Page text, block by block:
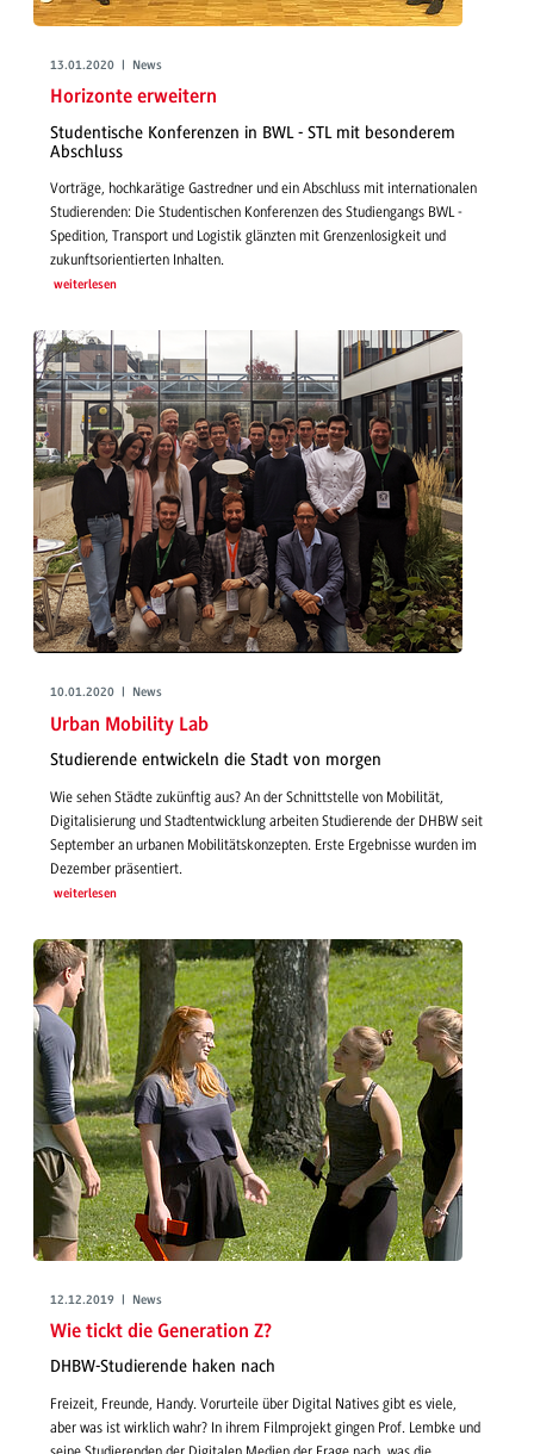
13.01.2020 | News
Horizonte erweitern
Studentische Konferenzen in BWL - STL mit besonderem
Abschluss
Vorträge, hochkarätige Gastredner und ein Abschluss mit internationalen
Studierenden: Die Studentischen Konferenzen des Studiengangs BWL -
Spedition, Transport und Logistik glänzten mit Grenzenlosigkeit und
zukunftsorientierten Inhalten.
weiterlesen
10.01.2020 | News
Urban Mobility Lab
Studierende entwickeln die Stadt von morgen
Wie sehen Städte zukünftig aus? An der Schnittstelle von Mobilität,
Digitalisierung und Stadtentwicklung arbeiten Studierende der DHBW seit
September an urbanen Mobilitätskonzepten. Erste Ergebnisse wurden im
Dezember präsentiert.
weiterlesen
12.12.2019 | News
Wie tickt die Generation Z?
DHBW-Studierende haken nach
Freizeit, Freunde, Handy. Vorurteile über Digital Natives gibt es viele,
aber was ist wirklich wahr? In ihrem Filmprojekt gingen Prof. Lembke und